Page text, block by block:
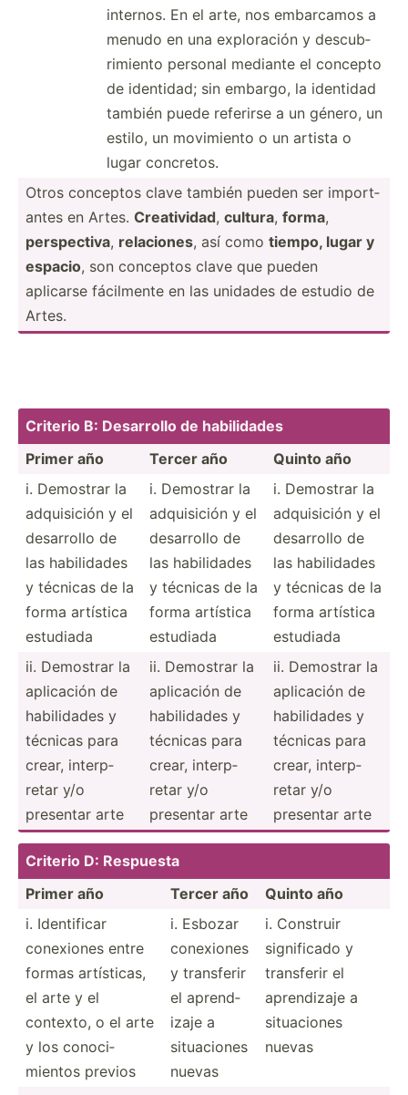
internos. En el arte, nos embarcamos a
menudo en una explor­ación y descub­
rim­iento personal mediante el concepto
de identidad; sin embargo, la identidad
también puede referirse a un género, un
estilo, un movimiento o un artista o
lugar concretos.
Otros conceptos clave también pueden ser import­
antes en Artes. Creati­vidad, cultura, forma,
perspe­ctiva, relaciones, así como tiempo, lugar y
espacio, son conceptos clave que pueden
aplicarse fácilmente en las unidades de estudio de
Artes.
Criterio B: Desarrollo de habili­dades
Primer año
Tercer año
Quinto año
i. Demostrar la
adquis­ición y el
desarrollo de
las habili­dades
y técnicas de la
forma artística
estudiada
i. Demostrar la
adquis­ición y el
desarrollo de
las habili­dades
y técnicas de la
forma artística
estudiada
i. Demostrar la
adquis­ición y el
desarrollo de
las habili­dades
y técnicas de la
forma artística
estudiada
ii. Demostrar la
aplicación de
habili­dades y
técnicas para
crear, interp­
retar y/o
presentar arte
ii. Demostrar la
aplicación de
habili­dades y
técnicas para
crear, interp­
retar y/o
presentar arte
ii. Demostrar la
aplicación de
habili­dades y
técnicas para
crear, interp­
retar y/o
presentar arte
Criterio D: Respuesta
Primer año
Tercer año
Quinto año
i. Identi­ficar
conexiones entre
formas artíst­icas,
el arte y el
contexto, o el arte
y los conoci­
mientos previos
i. Esbozar
conexiones
y transferir
el aprend­
izaje a
situac­iones
nuevas
i. Construir
signif­icado y
transferir el
aprend­izaje a
situac­iones
nuevas